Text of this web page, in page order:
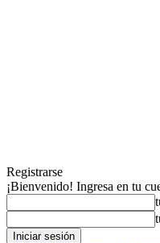
Registrarse
¡Bienvenido! Ingresa en tu